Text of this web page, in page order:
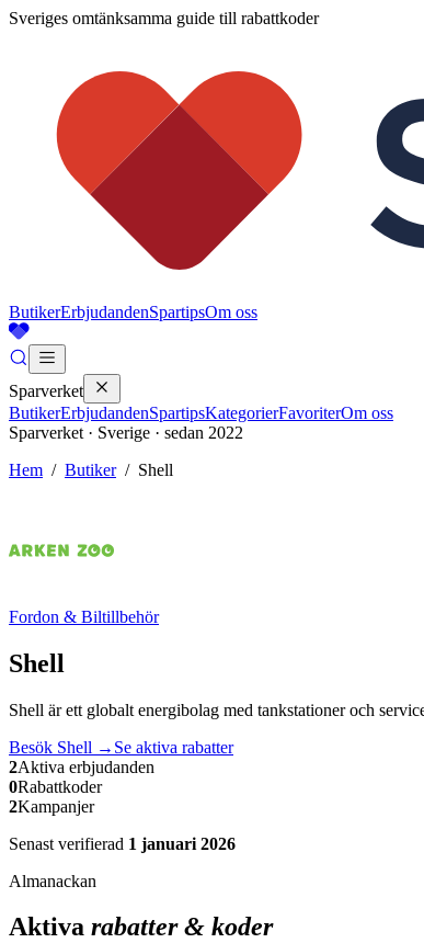
Sveriges omtänksamma guide till rabattkoder
ButikerErbjudandenSpartipsOm oss
Sparverket
ButikerErbjudandenSpartipsKategorierFavoriterOm oss
Sparverket · Sverige · sedan 2022
Hem / Butiker/ Shell
Fordon & Biltillbehör
Shell
Shell är ett globalt energibolag med tankstationer och
Besök Shell → Se aktiva rabatter
2Aktiva erbjudanden
0Rabattkoder
2Kampanjer
Senast verifierad 1 januari 2026
Almanackan
Aktiva rabatter & koder